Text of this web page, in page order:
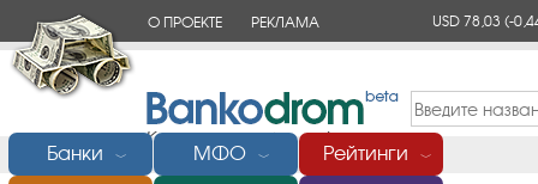
О ПРОЕКТЕ РЕКЛАМА USD 78,03(-
Банки ﹀ МФО ﹀ Рейтинги ﹀